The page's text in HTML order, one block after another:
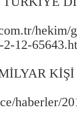
hekim/
12-
haberler/